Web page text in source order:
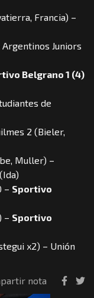
Francia) –
Argentinos Juniors
Belgrano 1 (4)
de
2 (Bieler,
Muller) –
– Sportivo
– Sportivo
x2) – Unión
nota